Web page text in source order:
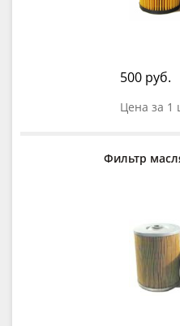
500 руб.
Цена за 1
Фильтр